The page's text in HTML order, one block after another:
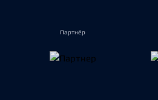
Партнёр